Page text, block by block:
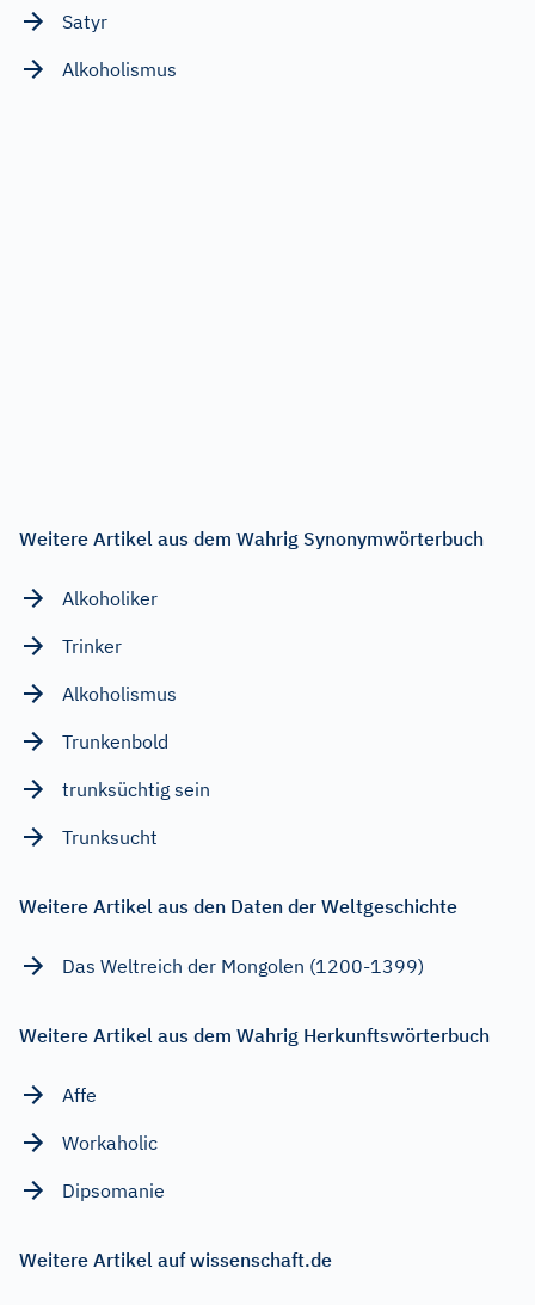
Satyr
Alkoholismus
Weitere Artikel aus dem Wahrig Synonymwörterbuch
Alkoholiker
Trinker
Alkoholismus
Trunkenbold
trunksüchtig sein
Trunksucht
Weitere Artikel aus den Daten der Weltgeschichte
Das Weltreich der Mongolen (1200-1399)
Weitere Artikel aus dem Wahrig Herkunftswörterbuch
Affe
Workaholic
Dipsomanie
Weitere Artikel auf wissenschaft.de